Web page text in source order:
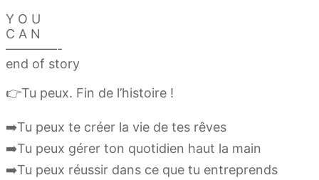
Y O U
C A N
————-
end of story
👉Tu peux. Fin de l’histoire !
➡️Tu peux te créer la vie de tes rêves
➡️Tu peux gérer ton quotidien haut la main
➡️Tu peux réussir dans ce que tu entreprends